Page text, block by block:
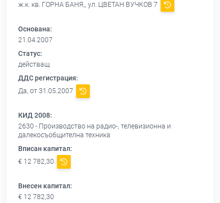
ж.к. кв. ГОРНА БАНЯ,, ул. ЦВЕТАН ВУЧКОВ 7
Основана:
21.04.2007
Статус:
действащ
ДДС регистрация:
Да, от 31.05.2007
КИД 2008:
2630 - Производство на радио-, телевизионна и
далекосъобщителна техника
Вписан капитал:
€ 12 782,30
Внесен капитал:
€ 12 782,30